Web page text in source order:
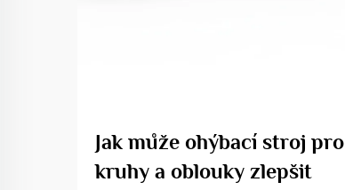
Jak může ohýbací stroj pro
kruhy a oblouky zlepšit